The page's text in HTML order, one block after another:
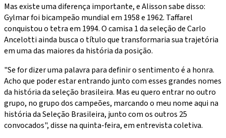
Mas existe uma diferença importante, e Alisson sabe disso:
Gylmar foi bicampeão mundial em 1958 e 1962. Taffarel
conquistou o tetra em 1994. O camisa 1 da seleção de Carlo
Ancelotti ainda busca o título que transformaria sua trajetória
em uma das maiores da história da posição.
"Se for dizer uma palavra para definir o sentimento é a honra.
Acho que poder estar entrando junto com esses grandes nomes
da história da seleção brasileira. Mas eu quero entrar no outro
grupo, no grupo dos campeões, marcando o meu nome aqui na
história da Seleção Brasileira, junto com os outros 25
convocados", disse na quinta-feira, em entrevista coletiva.